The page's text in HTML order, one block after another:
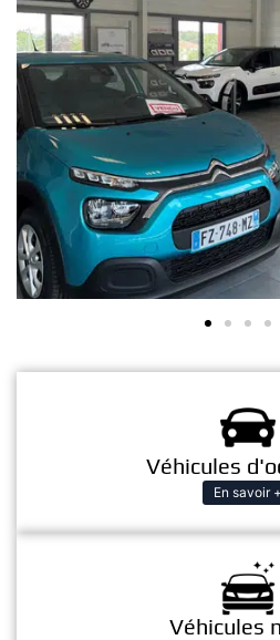
Véhicules
En savoir +
Véhicules